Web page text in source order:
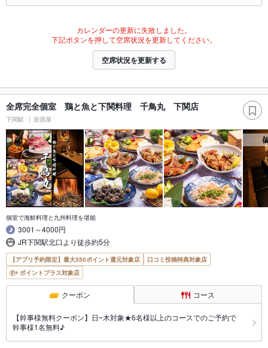
カレンダーの更新に失敗しました。
下記ボタンを押して空席状況を更新してください。
空席状況を更新する
全席完全個室 鶏と魚と下関料理 千鳥丸 下関店
下関駅 居酒屋
個室で海鮮料理と九州料理を堪能
3001～4000円
JR下関駅北口より徒歩約5分
【アプリ予約限定】最大350ポイント還元対象店
口コミ投稿特典対象店
ポイントプラス対象店
クーポン コース
【幹事様無料クーポン】日~木対象★6名様以上のコースでのご予約で
幹事様1名無料♪